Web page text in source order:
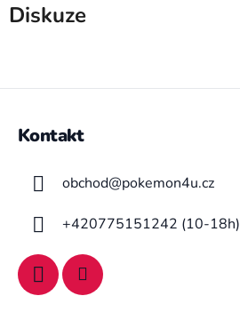
Diskuze
Kontakt
obchod@pokemon4u.cz
+420775151242 (10-18h)